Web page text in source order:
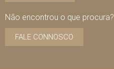
Não encontrou o que procura?
FALE CONNOSCO